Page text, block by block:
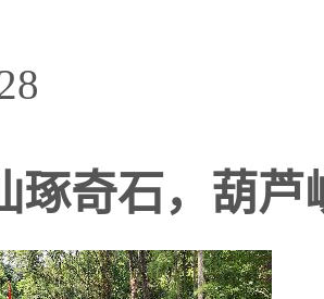
琢奇石，葫芦